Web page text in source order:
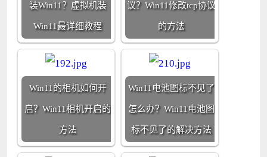
装Win11？虚拟机装
Win11最详细教程
议？Win11修改tcp协议
的方法
Win11的相机如何开
启？Win11相机开启的
方法
Win11电池图标不见了
怎么办？Win11电池图
标不见了的解决方法